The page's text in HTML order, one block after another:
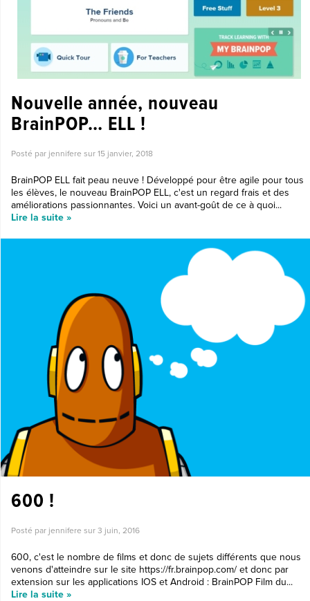
Nouvelle année, nouveau
BrainPOP… ELL !
Posté par jennifere sur 15 janvier, 2018
BrainPOP ELL fait peau neuve ! Développé pour être agile pour tous
les élèves, le nouveau BrainPOP ELL, c'est un regard frais et des
améliorations passionnantes. Voici un avant-goût de ce à quoi...
Lire la suite »
600 !
Posté par jennifere sur 3 juin, 2016
600, c'est le nombre de films et donc de sujets différents que nous
venons d'atteindre sur le site https://fr.brainpop.com/ et donc par
extension sur les applications IOS et Android : BrainPOP Film du...
Lire la suite »